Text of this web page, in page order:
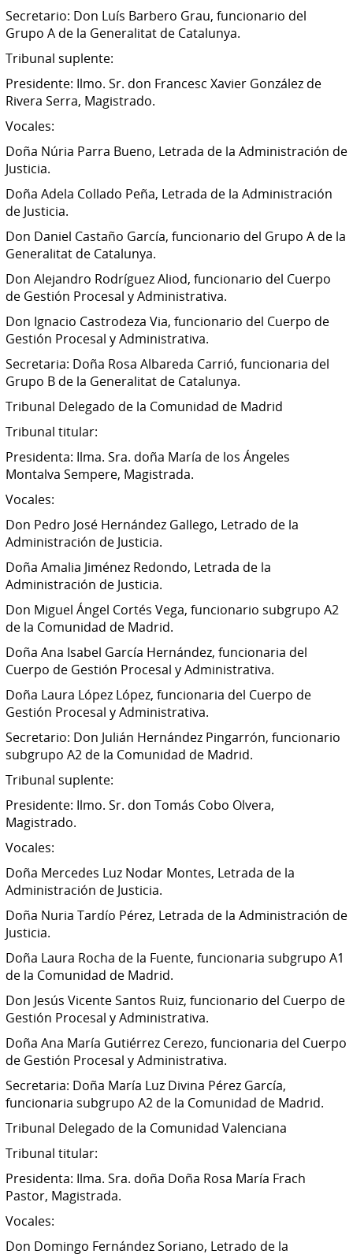
Secretario: Don Luís Barbero Grau, funcionario del
Grupo A de la Generalitat de Catalunya.
Tribunal suplente:
Presidente: Ilmo. Sr. don Francesc Xavier González de
Rivera Serra, Magistrado.
Vocales:
Doña Núria Parra Bueno, Letrada de la Administración de
Justicia.
Doña Adela Collado Peña, Letrada de la Administración
de Justicia.
Don Daniel Castaño García, funcionario del Grupo A de la
Generalitat de Catalunya.
Don Alejandro Rodríguez Aliod, funcionario del Cuerpo
de Gestión Procesal y Administrativa.
Don Ignacio Castrodeza Via, funcionario del Cuerpo de
Gestión Procesal y Administrativa.
Secretaria: Doña Rosa Albareda Carrió, funcionaria del
Grupo B de la Generalitat de Catalunya.
Tribunal Delegado de la Comunidad de Madrid
Tribunal titular:
Presidenta: Ilma. Sra. doña María de los Ángeles
Montalva Sempere, Magistrada.
Vocales:
Don Pedro José Hernández Gallego, Letrado de la
Administración de Justicia.
Doña Amalia Jiménez Redondo, Letrada de la
Administración de Justicia.
Don Miguel Ángel Cortés Vega, funcionario subgrupo A2
de la Comunidad de Madrid.
Doña Ana Isabel García Hernández, funcionaria del
Cuerpo de Gestión Procesal y Administrativa.
Doña Laura López López, funcionaria del Cuerpo de
Gestión Procesal y Administrativa.
Secretario: Don Julián Hernández Pingarrón, funcionario
subgrupo A2 de la Comunidad de Madrid.
Tribunal suplente:
Presidente: Ilmo. Sr. don Tomás Cobo Olvera,
Magistrado.
Vocales:
Doña Mercedes Luz Nodar Montes, Letrada de la
Administración de Justicia.
Doña Nuria Tardío Pérez, Letrada de la Administración de
Justicia.
Doña Laura Rocha de la Fuente, funcionaria subgrupo A1
de la Comunidad de Madrid.
Don Jesús Vicente Santos Ruiz, funcionario del Cuerpo de
Gestión Procesal y Administrativa.
Doña Ana María Gutiérrez Cerezo, funcionaria del Cuerpo
de Gestión Procesal y Administrativa.
Secretaria: Doña María Luz Divina Pérez García,
funcionaria subgrupo A2 de la Comunidad de Madrid.
Tribunal Delegado de la Comunidad Valenciana
Tribunal titular:
Presidenta: Ilma. Sra. doña Doña Rosa María Frach
Pastor, Magistrada.
Vocales:
Don Domingo Fernández Soriano, Letrado de la